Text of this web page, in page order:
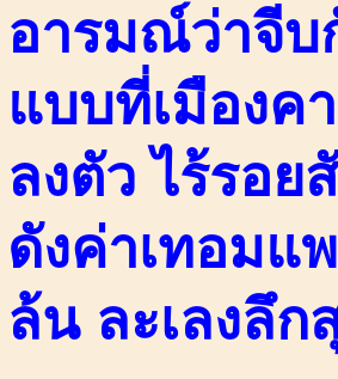
อารมณ์ว่าจีบ
แบบที่เมืองค
ลงตัว ไร้รอ
ดังค่าเทอมแ
ล้น ละเลงลึ